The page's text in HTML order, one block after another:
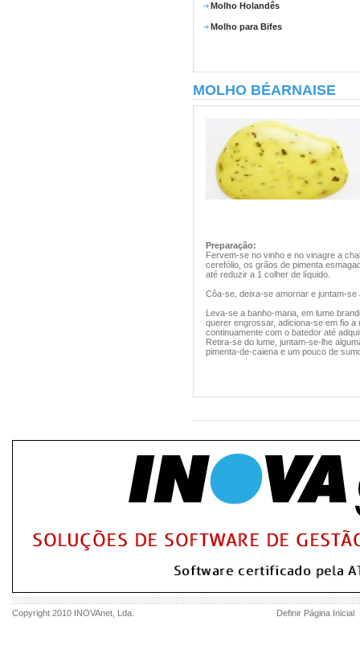
Molho Holandês
Molho para Bifes
MOLHO BÉARNAISE
Preparação:
Fervem-se no vinho e no vinagre a
cerefólio, os grãos de pimenta
até reduzir a 1 colher de líquido.
Côa-se, deixa-se amornar e juntam-
Leva-se a banho-maria, em lume
querer engrossar, adiciona-se em fio a
continuamente com o batedor até
Retira-se do lume, juntam-se-lhe
pimenta-de-caiena e um pouco de
Copyright 2010 INOVAnet , Lda. Definir Página Inicial